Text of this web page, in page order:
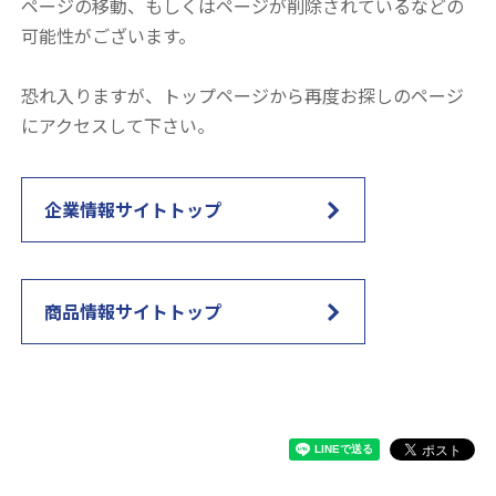
ページの移動、もしくはページが削除されているなどの
可能性がございます。
恐れ入りますが、トップページから再度お探しのページ
にアクセスして下さい。
企業情報サイトトップ
商品情報サイトトップ